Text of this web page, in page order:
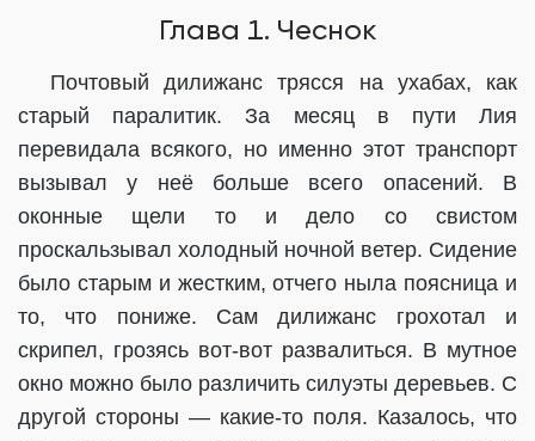
Глава 1. Чеснок
Почтовый дилижанс трясся на ухабах, как
старый паралитик. За месяц в пути Лия
перевидала всякого, но именно этот транспорт
вызывал у неё больше всего опасений. В
оконные щели то и дело со свистом
проскальзывал холодный ночной ветер. Сидение
было старым и жестким, отчего ныла поясница и
то, что пониже. Сам дилижанс грохотал и
скрипел, грозясь вот-вот развалиться. В мутное
окно можно было различить силуэты деревьев. С
другой стороны — какие-то поля. Казалось, что